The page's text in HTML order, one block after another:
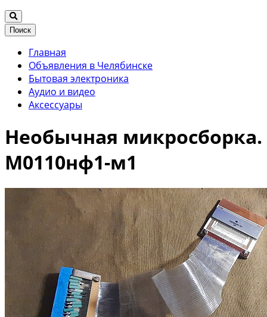
Поиск
Главная
Объявления в Челябинске
Бытовая электроника
Аудио и видео
Аксессуары
Необычная микросборка.
М0110нф1-м1